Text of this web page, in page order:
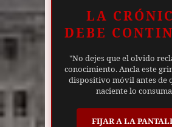
LA
DEBE
"No dejes que el olvido
conocimiento. Ancla este
dispositivo móvil antes de
naciente lo
FIJAR A LA